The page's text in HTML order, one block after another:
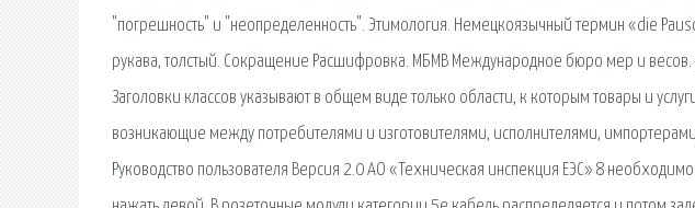
"погрешность" и "неопределенность". Этимология. Немецкоязычный термин «die
рукава, толстый. Сокращение Расшифровка. МБМВ Международное бюро мер и весов.
Заголовки классов указывают в общем виде только области, к которым товары и
возникающие между потребителями и изготовителями, исполнителями,
Руководство пользователя Версия 2.0 АО «Техническая инспекция ЕЭС» 8